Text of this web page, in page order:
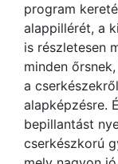
program
alappillérét, a
is részletesen
minden
a
alapképzésre.
bepillantást
cserkészkorú